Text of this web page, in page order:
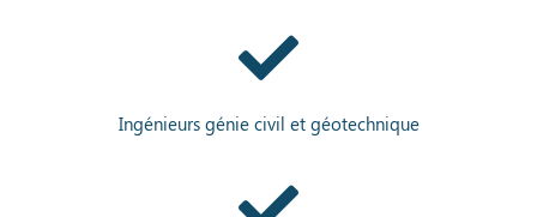
Ingénieurs génie civil et géotechnique